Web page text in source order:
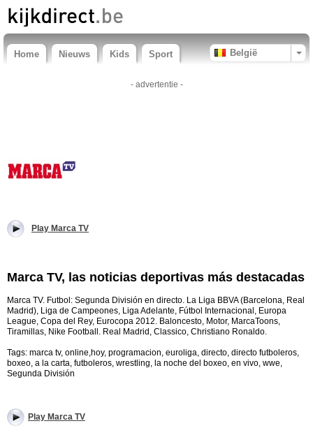
Home Nieuws Kids Sport België
- advertentie -
Play Marca TV
Marca TV, las noticias deportivas más destacadas
Marca TV. Futbol: Segunda División en directo. La Liga BBVA (Barcelona, Real
Madrid), Liga de Campeones, Liga Adelante, Fútbol Internacional, Europa
League, Copa del Rey, Eurocopa 2012. Baloncesto, Motor, MarcaToons,
Tiramillas, Nike Football. Real Madrid, Classico, Christiano Ronaldo.
Tags: marca tv, online,hoy, programacion, euroliga, directo, directo futboleros,
boxeo, a la carta, futboleros, wrestling, la noche del boxeo, en vivo, wwe,
Segunda División
Play Marca TV